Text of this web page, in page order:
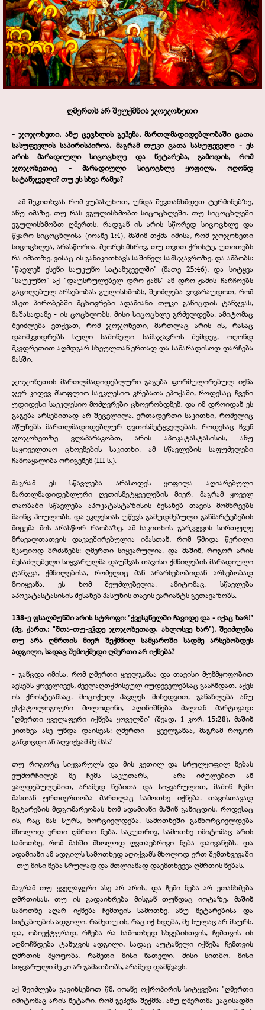
ღმერთს არ შეუქმნია ჯოჯოხეთი
- ჯოჯოხეთი, ანუ ცეცხლის გეჰენა, მართლმადიდებლობაში ცათა
სასუფევლის საპირისპიროა. მაგრამ თუკი ცათა სასუფეველი - ეს
არის მარადიული სიცოცხლე და ნეტარება, გამოდის, რომ
ჯოჯოხეთიც -
მარადიული სიცოცხლე ყოფილა, ოღონდ
სატანჯველი? თუ ეს სხვა რამეა?
- ამ შეკითხვას რომ ვუპასუხოთ, უნდა შევთანხმდეთ ტერმინებზე,
ანუ იმაზე, თუ რას ვგულისხმობთ სიცოცხლეში. თუ სიცოცხლეში
ვგულისხმობთ ღმერთს, რადგან ის არის სწორედ სიცოცხლე და
წყარო სიცოცხლისა (იოანე 1:4), მაშინ თქმა იმისა, რომ ჯოჯოხეთი
სიცოცხლეა, არასწორია. მეორეს მხრივ, თუ თვით ქრისტე, უთითებს
რა იმათზე, ვისაც ის განიკითხავს საშინელ სამსჯავროზე, და ამბობს:
"წავლენ ესენი საუკუნო სატანჯველში" (მათე 25:46), და სიტყვა
"საუკუნო" აქ "დაუსრულებელ დრო-ჟამს" ან დრო-ჟამის ჩარჩოებს
გაცილებულ არსებობას გულისხმობს, შეიძლება ვივარაუდოთ, რომ
ასეთ პირობებში მცხოვრები ადამიანი თუკი განიცდის ტანჯვას,
მაშასადამე - ის ცოცხლობს, მისი სიცოცხლე გრძელდება. ამიტომაც
შეიძლება ვთქვათ, რომ ჯოჯოხეთი, მართლაც არის ის, რასაც
დაიმკვიდრებს სული საშინელი სამსჯავროს შემდეგ, ოღონდ
მკვდრეთით აღმდგარ სხეულთან ერთად და სამარადისოდ დარჩება
მასში.
ჯოჯოხეთის მართლმადიდებლური გაგება ფორმულირებულ იქნა
ჯერ კიდევ მსოფლიო საეკლესიო კრებათა ეპოქაში, როდესაც ჩვენი
უდიდესი საეკლესიო მოძღვრები ცხოვრობდნენ, და იმ დროიდან ეს
გაგება არსებითად არ შეცვლილა. ერთადერთი საკითხი, რომელიც
აწუხებს მართლმადიდებლურ ღვთისმეტყველებას, როდესაც ჩვენ
ჯოჯოხეთზე ვლაპარაკობთ, არის აპოკატასტასისის, ანუ
საყოველთაო ცხოვნების საკითხი. ამ სწავლების საფუძვლები
ჩამოაყალიბა ორიგენემ (III ს.).
მაგრამ ეს სწავლება არასოდეს ყოფილა აღიარებული
მართლმადიდებლური ღვთისმეტყველების მიერ. მაგრამ ყოველ
თაობაში სწავლება აპოკატასტაზისის შესახებ თავის მომხრეებს
მაინც პოულობს, და ეკლესიას უწევს გამუდმებული განმარტებების
მიცემა მის არასწორ რაობაზე. ამ საკითხის გარკვევის სირთულე
მრავალთათვის დაკავშირებულია იმასთან, რომ წმიდა წერილი
მკაფიოდ ბრძანებს: ღმერთი სიყვარულია. და მაშინ, როგორ არის
შესაძლებელი სიყვარულმა დაუშვას თავისი ქმნილების მარადიული
ტანჯვა, ქმნილებისა, რომელიც მან არარსებობიდან არსებობად
მოიყვანა. ეს ხომ შეუძლებელია. ამიტომაც, სწავლება
აპოკატასტასისის შესახებ პასუხის თავის ვარიანტს გვთავაზობს.
138-ე ფსალმუნში არის სტროფი: "ქვესკნელში ჩავიდე და -იქაც ხარ!"
(ძვ. ქართ.: "შთა-თუ-ვჴდე ჯოჯოხეთად, ახლოსვე ხარ"). შეიძლება
თუ არა ღმრთის მიერ შექმნილ სამყაროში სადმე არსებობდეს
ადგილი, სადაც შემოქმედი ღმერთი არ იქნება?
- განცდა იმისა, რომ ღმერთი ყველგანაა და თავისი მუნმყოფობით
ავსებს ყოველივეს, ძველაღთქმისეულ იუდეველებსაც გააჩნდათ. აქვს
ის ქრისტეანსაც. მოციქულ პავლეს მიხედვით, განახლება ანუ
ესქატოლოგიური მოლოდინი, აღინიშნება ძალიან მარტივად:
"ღმერთი ყველაფერი იქნება ყოველში" (შეად. 1 კორ. 15:28). მაშინ
კითხვა ასე უნდა დაისვას: ღმერთი - ყველგანაა, მაგრამ როგორ
განვიცდი ან აღვიქვამ მე მას?
თუ როგორც სიყვარულს და მის კეთილ და სრულყოფილ ნებას
ვუმორჩილებ მე ჩემს საკუთარს, -
არა იძულებით ან
ვალდებულებით, არამედ ნებითა და სიყვარულით, მაშინ ჩემი
მასთან ურთიერთობა მართლაც სამოთხე იქნება. თავისთავად
ნეტარების მდგომარეობას ხომ ადამიანი მაშინ განიცდის, როდესაც
ის, რაც მას სურს, ხორციელდება. სამოთხეში განხორციელდება
მხოლოდ ერთი ღმრთი ნება. საკუთრივ, სამოთხე იმიტომაც არის
სამოთხე, რომ მასში მხოლოდ ღვთაებრივი ნება დაივანებს. და
ადამიანი ამ ადგილს სამოთხედ აღიქვამს მხოლოდ ერთ შემთხვევაში
-თუ მისი ნება სრულად და მთლიანად დაემთხვევა ღმრთის ნებას.
მაგრამ თუ ყველაფერი ასე არ არის, და ჩემი ნება არ ეთანხმება
ღმრთისას, თუ ის გადაიხრება მისგან თუნდაც იოტაზე, მაშინ
სამოთხე აღარ იქნება ჩემთვის სამოთხე, ანუ ნეტარებისა და
სიტკბოების ადგილი. რამეთუ ის, რაც იქ ხდება, მე სულაც არ მსურს.
და, ობიექტურად, რჩება რა სამოთხედ სხვებისთვის, ჩემთვის ის
აღმოჩნდება ტანჯვის ადგილი, სადაც აუტანელი იქნება ჩემთვის
ღმრთის მყოფობა, რამეთი მისი ნათელი, მისი სითბო, მისი
სიყვარული მე კი არ გამათბობს, არამედ დამწვავს.
აქ შეიძლება გავიხსენოთ წმ. იოანე ოქროპირის სიტყვები: "ღმერთი
იმიტომაც არის ნეტარი, რომ გეჰენა შექმნა. ანუ ღმერთმა კაცისადმი